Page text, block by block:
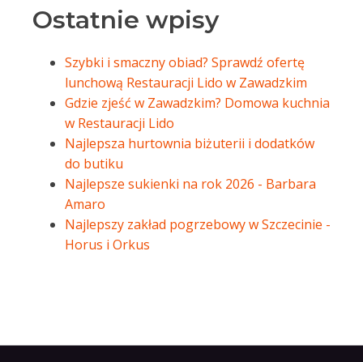
Ostatnie wpisy
Szybki i smaczny obiad? Sprawdź ofertę
lunchową Restauracji Lido w Zawadzkim
Gdzie zjeść w Zawadzkim? Domowa kuchnia
w Restauracji Lido
Najlepsza hurtownia biżuterii i dodatków
do butiku
Najlepsze sukienki na rok 2026 - Barbara
Amaro
Najlepszy zakład pogrzebowy w Szczecinie -
Horus i Orkus